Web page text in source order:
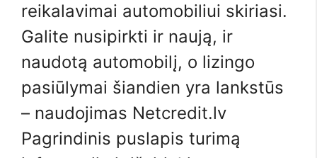
reikalavimai automobiliui skiriasi.
Galite nusipirkti ir naują, ir
naudotą automobilį, o lizingo
pasiūlymai šiandien yra lankstūs
– naudojimas Netcredit.lv
Pagrindinis puslapis turimą